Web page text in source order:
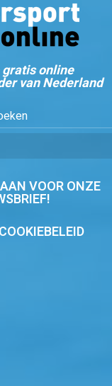
online
van Nederland
VOOR ONZE